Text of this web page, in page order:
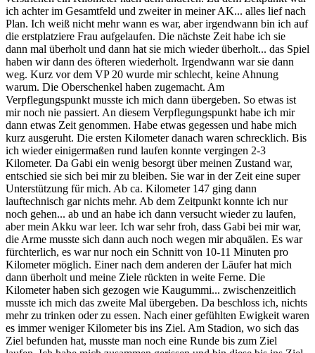
ich achter im Gesamtfeld und zweiter in meiner AK... alles lief nach
Plan. Ich weiß nicht mehr wann es war, aber irgendwann bin ich auf
die erstplatziere Frau aufgelaufen. Die nächste Zeit habe ich sie
dann mal überholt und dann hat sie mich wieder überholt... das Spiel
haben wir dann des öfteren wiederholt. Irgendwann war sie dann
weg. Kurz vor dem VP 20 wurde mir schlecht, keine Ahnung
warum. Die Oberschenkel haben zugemacht. Am
Verpflegungspunkt musste ich mich dann übergeben. So etwas ist
mir noch nie passiert. An diesem Verpflegungspunkt habe ich mir
dann etwas Zeit genommen. Habe etwas gegessen und habe mich
kurz ausgeruht. Die ersten Kilometer danach waren schrecklich. Bis
ich wieder einigermaßen rund laufen konnte vergingen 2-3
Kilometer. Da Gabi ein wenig besorgt über meinen Zustand war,
entschied sie sich bei mir zu bleiben. Sie war in der Zeit eine super
Unterstützung für mich. Ab ca. Kilometer 147 ging dann
lauftechnisch gar nichts mehr. Ab dem Zeitpunkt konnte ich nur
noch gehen... ab und an habe ich dann versucht wieder zu laufen,
aber mein Akku war leer. Ich war sehr froh, dass Gabi bei mir war,
die Arme musste sich dann auch noch wegen mir abquälen. Es war
fürchterlich, es war nur noch ein Schnitt von 10-11 Minuten pro
Kilometer möglich. Einer nach dem anderen der Läufer hat mich
dann überholt und meine Ziele rückten in weite Ferne. Die
Kilometer haben sich gezogen wie Kaugummi... zwischenzeitlich
musste ich mich das zweite Mal übergeben. Da beschloss ich, nichts
mehr zu trinken oder zu essen. Nach einer gefühlten Ewigkeit waren
es immer weniger Kilometer bis ins Ziel. Am Stadion, wo sich das
Ziel befunden hat, musste man noch eine Runde bis zum Ziel